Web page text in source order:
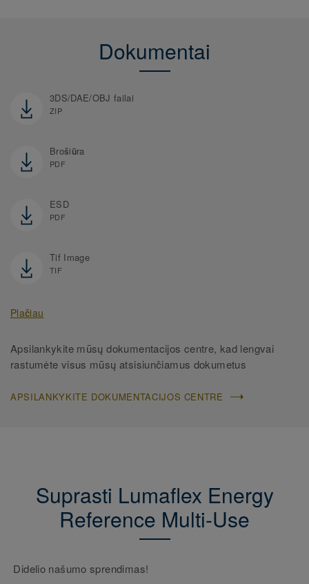
Dokumentai
3DS/DAE/OBJ failai
ZIP
Brošiūra
PDF
ESD
PDF
Tif Image
TIF
Plačiau
Apsilankykite mūsų dokumentacijos centre, kad lengvai
rastumėte visus mūsų atsisiunčiamus dokumetus
APSILANKYKITE DOKUMENTACIJOS CENTRE
Suprasti Lumaflex Energy
Reference Multi-Use
Didelio našumo sprendimas!